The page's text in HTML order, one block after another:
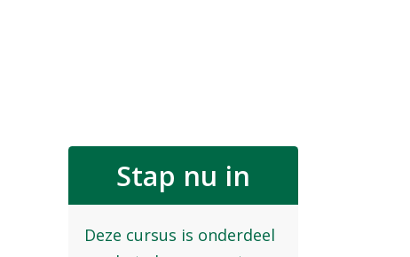
Stap nu in
Deze cursus is onderdeel